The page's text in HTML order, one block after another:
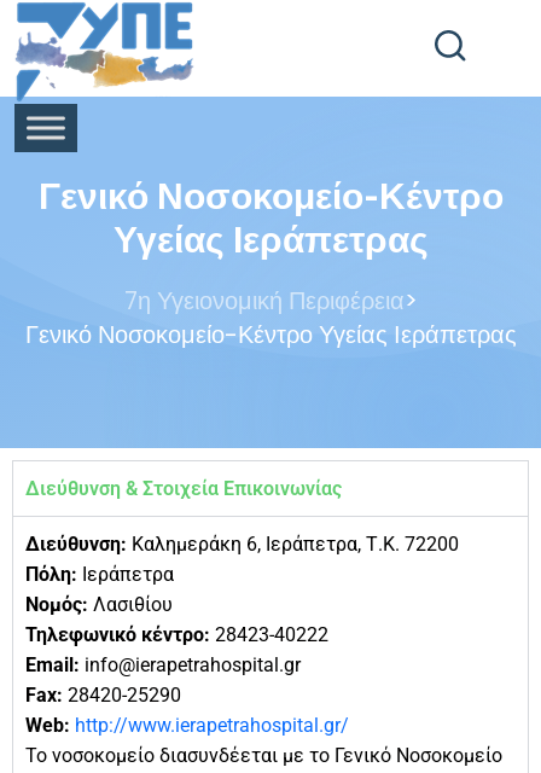
End Header Section -->
Γενικό Νοσοκομείο-Κέντρο
Υγείας Ιεράπετρας
7η Υγειονομική Περιφέρεια>
Γενικό Νοσοκομείο-Κέντρο Υγείας Ιεράπετρας
Διεύθυνση & Στοιχεία Επικοινωνίας
Διεύθυνση: Καλημεράκη 6, Ιεράπετρα, Τ.Κ. 72200
Πόλη: Ιεράπετρα
Νομός: Λασιθίου
Τηλεφωνικό κέντρο: 28423-40222
Email: info@ierapetrahospital.gr
Fax: 28420-25290
Web: http://www.ierapetrahospital.gr/
Το νοσοκομείο διασυνδέεται με το Γενικό Νοσοκομείο